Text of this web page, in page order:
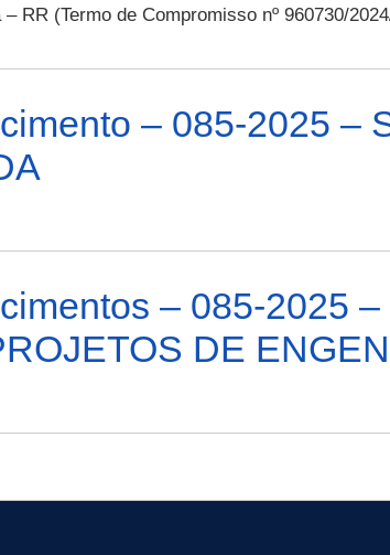
RR (Termo de Compromisso nº 960730/
– 085-2025 –
– 085-2025
DE